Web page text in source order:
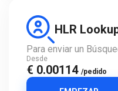
HLR
Para enviar un
Desde
€ 0.00114 /pedido